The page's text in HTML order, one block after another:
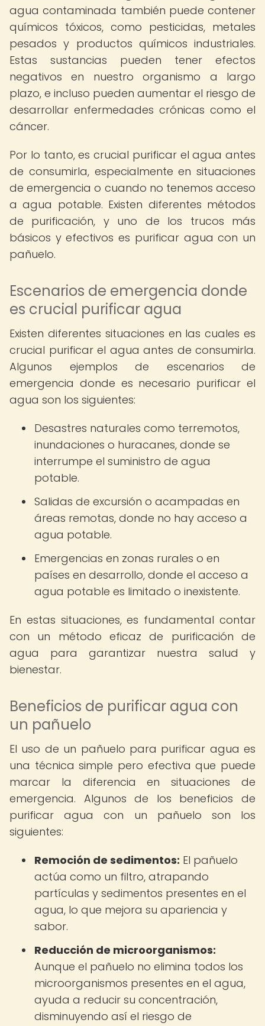
agua contaminada también puede contener
químicos tóxicos, como pesticidas, metales
pesados y productos químicos industriales.
Estas sustancias pueden tener efectos
negativos en nuestro organismo a largo
plazo, e incluso pueden aumentar el riesgo de
desarrollar enfermedades crónicas como el
cáncer.
Por lo tanto, es crucial purificar el agua antes
de consumirla, especialmente en situaciones
de emergencia o cuando no tenemos acceso
a agua potable. Existen diferentes métodos
de purificación, y uno de los trucos más
básicos y efectivos es purificar agua con un
pañuelo.
Escenarios de emergencia donde
es crucial purificar agua
Existen diferentes situaciones en las cuales es
crucial purificar el agua antes de consumirla.
Algunos ejemplos de escenarios de
emergencia donde es necesario purificar el
agua son los siguientes:
Desastres naturales como terremotos,
inundaciones o huracanes, donde se
interrumpe el suministro de agua
potable.
Salidas de excursión o acampadas en
áreas remotas, donde no hay acceso a
agua potable.
Emergencias en zonas rurales o en
países en desarrollo, donde el acceso a
agua potable es limitado o inexistente.
En estas situaciones, es fundamental contar
con un método eficaz de purificación de
agua para garantizar nuestra salud y
bienestar.
Beneficios de purificar agua con
un pañuelo
El uso de un pañuelo para purificar agua es
una técnica simple pero efectiva que puede
marcar la diferencia en situaciones de
emergencia. Algunos de los beneficios de
purificar agua con un pañuelo son los
siguientes:
Remoción de sedimentos: El pañuelo
actúa como un filtro, atrapando
partículas y sedimentos presentes en el
agua, lo que mejora su apariencia y
sabor.
Reducción de microorganismos:
Aunque el pañuelo no elimina todos los
microorganismos presentes en el agua,
ayuda a reducir su concentración,
disminuyendo así el riesgo de